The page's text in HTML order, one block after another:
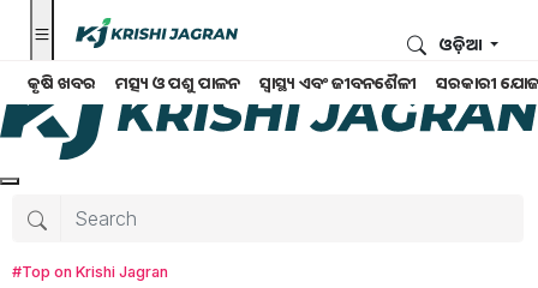
କୃଷି ଖବର ମତ୍ସ୍ୟ ଓ ପଶୁ ପାଳନ ସ୍ୱାସ୍ଥ୍ୟ ଏବଂ ଜୀବନଶୈଳୀ ସରକାରୀ
ଓଡ଼ିଆ
#Top on Krishi Jagran